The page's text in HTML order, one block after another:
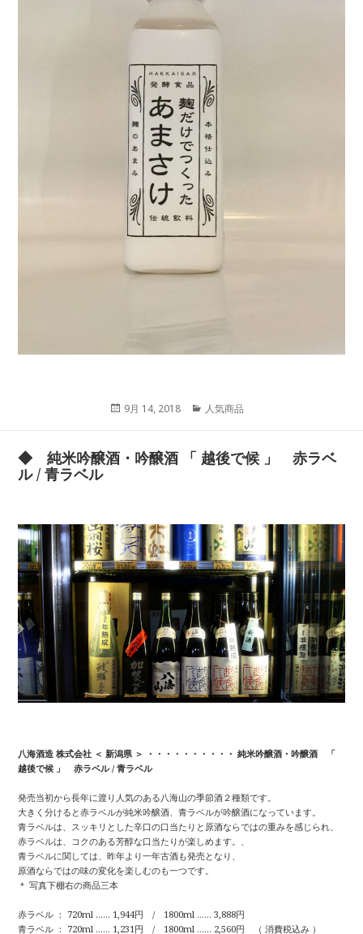
投
9月 14, 2018
カ
リ
ー
人気商品
◆ 純米吟醸酒・吟醸酒 「 越後で候 」 赤ラベ
ル / 青ラベル
八海酒造 株式会社 ＜ 新潟県 ＞ ・・・・・・・・・・ 純米吟醸酒・吟醸酒 「
越後で候 」 赤ラベル / 青ラベル
発売当初から長年に渡り人気のある八海山の季節酒２種類です。
大きく分けると赤ラベルが純米吟醸酒、青ラベルが吟醸酒になっています。
青ラベルは、スッキリとした辛口の口当たりと原酒ならではの重みを感じられ、
赤ラベルは、コクのある芳醇な口当たりが楽しめます。、
青ラベルに関しては、昨年より一年古酒も発売となり、
原酒ならではの味の変化を楽しむのも一つです。
＊ 写真下棚右の商品三本
赤ラベル ： 720ml …… 1,944円 / 1800ml …… 3,888円
青ラベル ： 720ml …… 1,231円 / 1800ml …… 2,560円 （ 消費税込み ）